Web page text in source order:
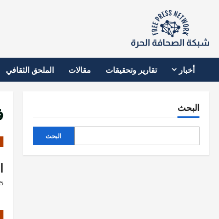
أخبار تقارير وتحقيقات مقالات الملحق الثقافي
البحث
البحث